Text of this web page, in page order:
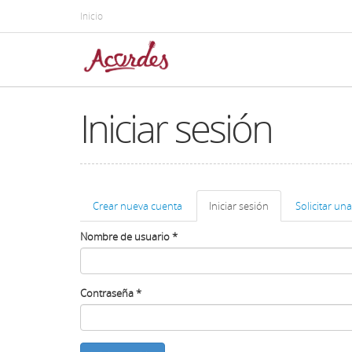
contenido
Inicio
Iniciar sesión
Solapas
principales
Crear nueva cuenta Iniciar sesión (solapa
activa)
Solicitar
Nombre de usuario*
Contraseña*